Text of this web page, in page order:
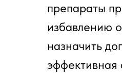
препараты
избавлению
назначить